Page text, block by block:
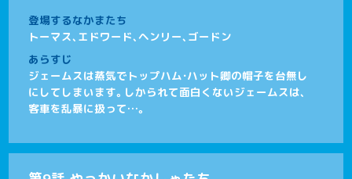
登場するなかまたち
トーマス、エドワード、ヘンリー、ゴードン
あらすじ
ジェームスは蒸気でトップハム・ハット卿の帽子を台無し
にしてしまいます。しかられて面白くないジェームスは、
客車を乱暴に扱って…。